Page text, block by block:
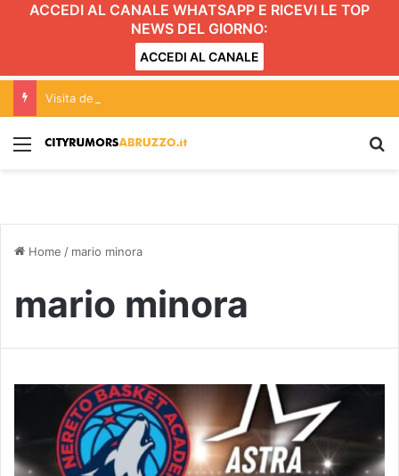
ACCEDI AL CANALE WHATSAPP E RICEVI LE TOP
NEWS DEL GIORNO:
ACCEDI AL CANALE
Visita della nuova prefetta nella Asl di Teramo
Menu
Home / mario minora
mario minora